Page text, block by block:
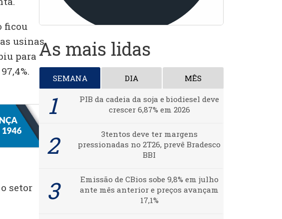
ficou
usinas
para
setor
As mais lidas
SEMANA DIA MÊS
PIB da cadeia da soja e biodiesel deve
crescer 6,87% em 2026
3tentos deve ter margens
pressionadas no 2T26, prevê Bradesco
BBI
Emissão de CBios sobe 9,8% em julho
ante mês anterior e preços avançam
17,1%